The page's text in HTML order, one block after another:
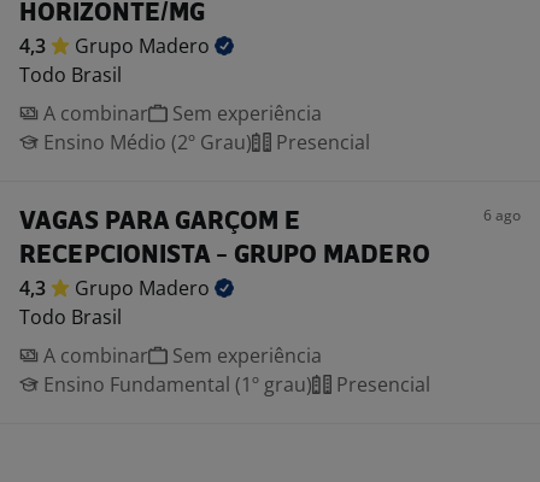
HORIZONTE/MG
4,3 Grupo Madero
Todo Brasil
A combinar
Sem experiência
Ensino Médio (2º Grau)
Presencial
VAGAS PARA GARÇOM E
RECEPCIONISTA - GRUPO MADERO
6 ago
4,3 Grupo Madero
Todo Brasil
A combinar
Sem experiência
Ensino Fundamental (1º grau)
Presencial